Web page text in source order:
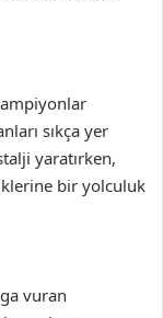
sıkça yer
yaratırken,
bir yolculuk
vuran